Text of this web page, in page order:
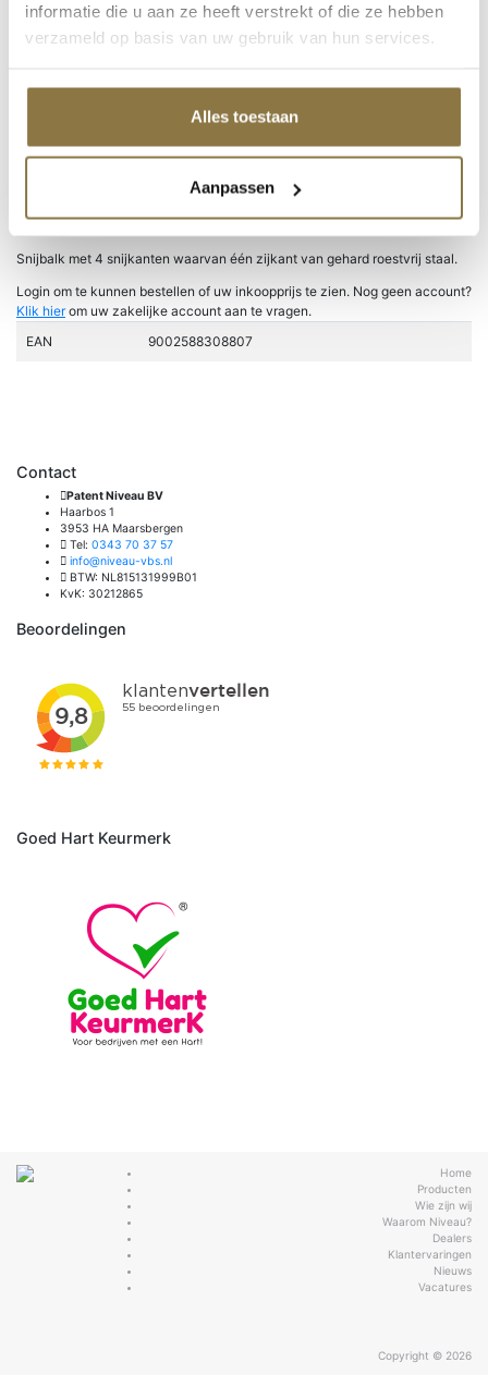
informatie die u aan ze heeft verstrekt of die ze hebben
verzameld op basis van uw gebruik van hun services.
Alles toestaan
Aanpassen
Productcategorieën
Snijbalk Magic Edge
Snijbalk met 4 snijkanten waarvan één zijkant van gehard roestvrij staal.
Login om te kunnen bestellen of uw inkoopprijs te zien. Nog geen account?
Klik hierom uw zakelijke account aan te vragen.
EAN
9002588308807
Contact
Patent Niveau BV
Haarbos 1
3953 HA Maarsbergen
Tel: 0343 70 37 57
info@niveau-vbs.nl
BTW: NL815131999B01
KvK: 30212865
Beoordelingen
Goed Hart Keurmerk
Home
Producten
Wie zijn wij
Waarom Niveau?
Dealers
Klantervaringen
Nieuws
Vacatures
Copyright © 2026